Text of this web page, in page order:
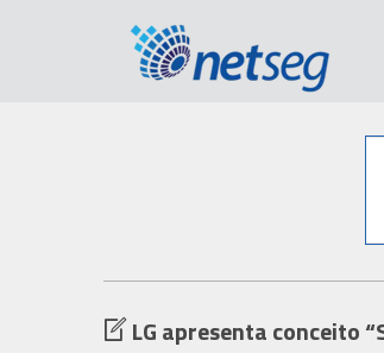
LG apresenta conceito